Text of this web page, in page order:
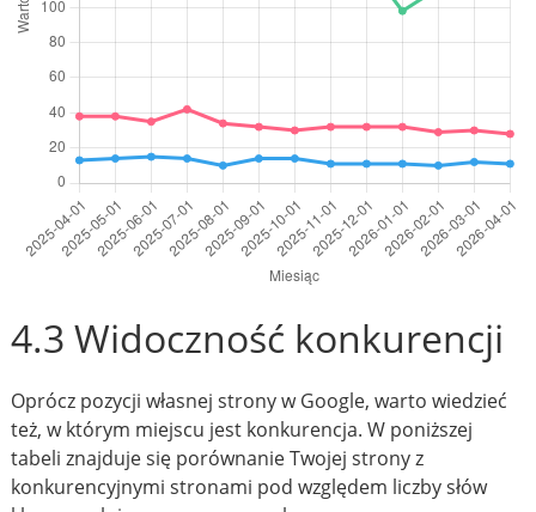
4.3 Widoczność konkurencji
Oprócz pozycji własnej strony w Google, warto wiedzieć
też, w którym miejscu jest konkurencja. W poniższej
tabeli znajduje się porównanie Twojej strony z
konkurencyjnymi stronami pod względem liczby słów